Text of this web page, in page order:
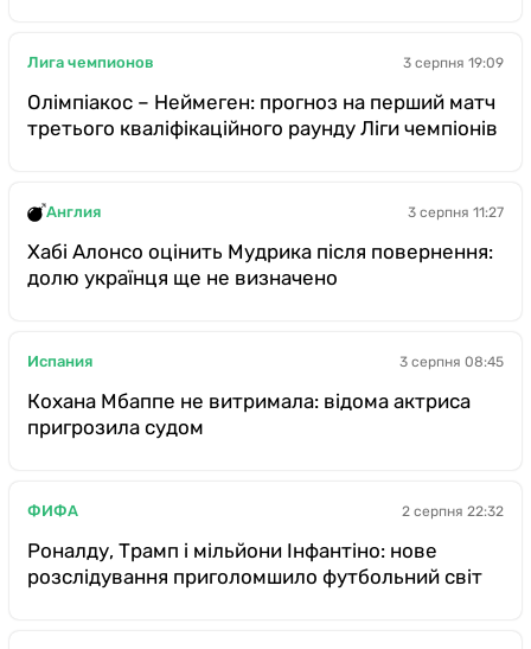
Лига чемпионов 3 серпня 19:09
Олімпіакос – Неймеген: прогноз на перший матч
третього кваліфікаційного раунду Ліги чемпіонів
Англия 3 серпня 11:27
Хабі Алонсо оцінить Мудрика після повернення:
долю українця ще не визначено
Испания 3 серпня 08:45
Кохана Мбаппе не витримала: відома актриса
пригрозила судом
ФИФА 2 серпня 22:32
Роналду, Трамп і мільйони Інфантіно: нове
розслідування приголомшило футбольний світ